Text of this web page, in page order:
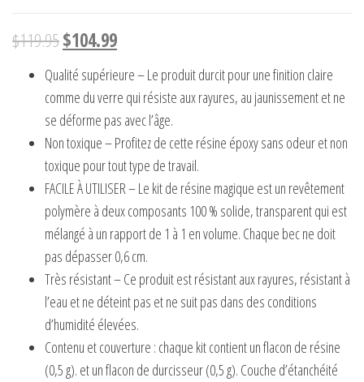
$119.95$104.99
Qualité supérieure – Le produit durcit pour une finition claire
comme du verre qui résiste aux rayures, au jaunissement et ne
se déforme pas avec l’âge.
Non toxique – Profitez de cette résine époxy sans odeur et non
toxique pour tout type de travail.
FACILE À UTILISER – Le kit de résine magique est un revêtement
polymère à deux composants 100 % solide, transparent qui est
mélangé à un rapport de 1 à 1 en volume. Chaque bec ne doit
pas dépasser 0,6 cm.
Très résistant – Ce produit est résistant aux rayures, résistant à
l’eau et ne déteint pas et ne suit pas dans des conditions
d’humidité élevées.
Contenu et couverture : chaque kit contient un flacon de résine
(0,5 g). et un flacon de durcisseur (0,5 g). Couche d’étanchéité